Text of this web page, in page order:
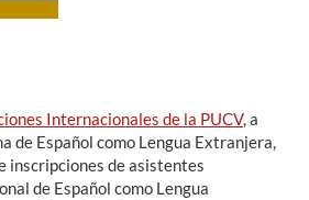
Internacionales de la PUCV, a
de Español como Lengua Extranjera,
inscripciones de asistentes
de Español como Lengua